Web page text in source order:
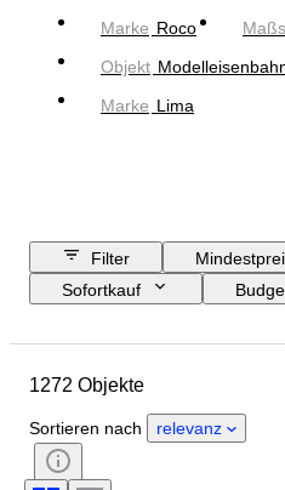
Marke Roco
Objekt
Marke Lima
Filter
Sofortkauf
Material
Farbe
Kontrolle
Eisenbahngesellschaft
1272 Objekte
Sortieren nach relevanz